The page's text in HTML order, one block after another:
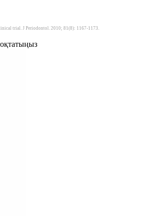
trial. J Periodontol. 2010; 81(8): 1167-1173.